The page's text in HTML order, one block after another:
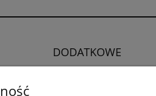
DODATKOWE